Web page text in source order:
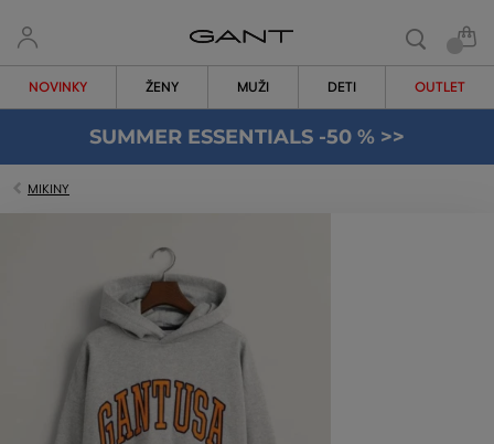
NOVINKY ŽENY MUŽI DETI OUTLET
SUMMER ESSENTIALS -50 % >>
MIKINY